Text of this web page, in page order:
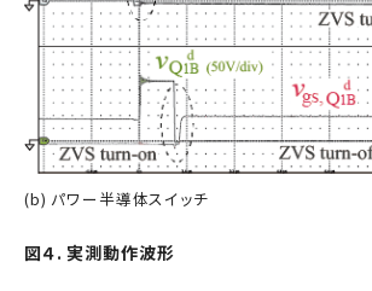
(b) パワー半導体スイッチ
図４. 実測動作波形